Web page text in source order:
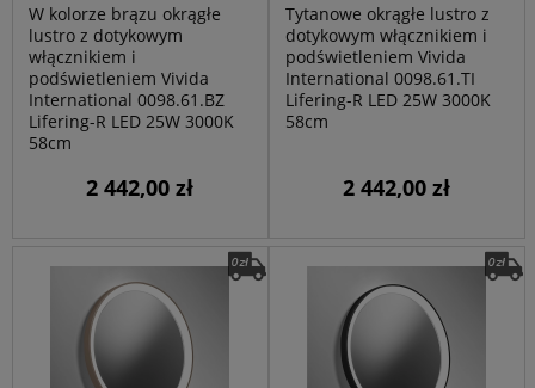
W kolorze brązu okrągłe
lustro z dotykowym
włącznikiem i
podświetleniem Vivida
International 0098.61.BZ
Lifering-R LED 25W 3000K
58cm
2 442,00 zł
Tytanowe okrągłe lustro z
dotykowym włącznikiem i
podświetleniem Vivida
International 0098.61.TI
Lifering-R LED 25W 3000K
58cm
2 442,00 zł